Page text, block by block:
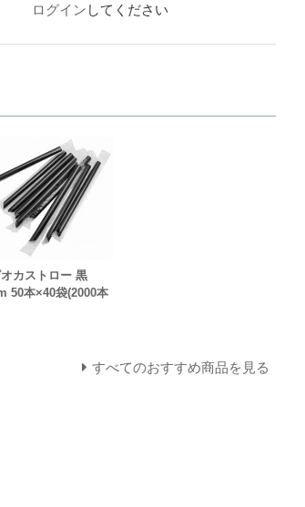
ログイン してください
カストロー 黒
50本×40袋(2000本
すべてのおすすめ商品を見る